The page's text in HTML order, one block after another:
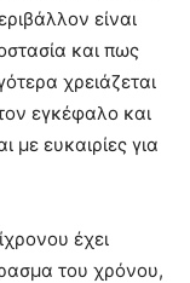
είναι
και πως
χρειάζεται
εγκέφαλο και
με ευκαιρίες για
έχει
του χρόνου,